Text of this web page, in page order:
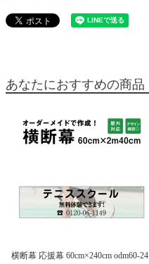
あなたにおすすめの商品
横断幕 応援幕 60cm×240cm odm60-24